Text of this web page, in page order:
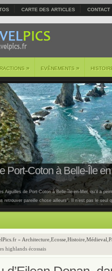
CARTE DES ARTICLES CONTACT
» EVÈNEMENTS »
Port-Coton à Belle-Île
Aiguilles de Port-Coton à Belle-île-en-Mer, qu’il a
retrouver pareille chose ailleurs". Il n’est pas le seul
» Architecture Ecosse Histoire Médieval
highlands écossais